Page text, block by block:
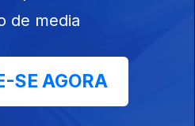
de media
SE AGORA